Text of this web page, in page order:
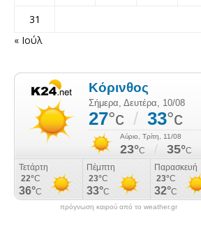
31
« Ιούλ
πρόγνωση καιρού από το weather.gr